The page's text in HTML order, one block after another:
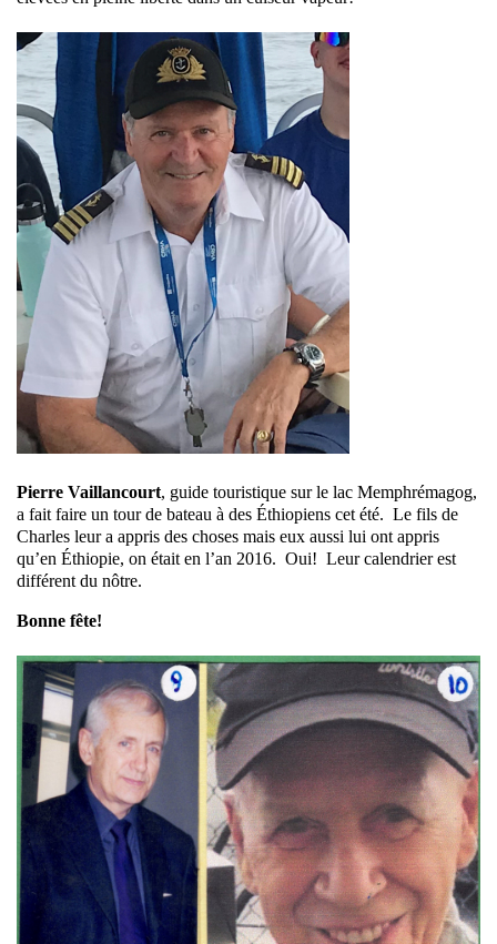
Pierre Vaillancourt, guide touristique sur le lac Memphrémagog,
a fait faire un tour de bateau à des Éthiopiens cet été. Le fils de
Charles leur a appris des choses mais eux aussi lui ont appris
qu’en Éthiopie, on était en l’an 2016. Oui! Leur calendrier est
différent du nôtre.
Bonne fête!